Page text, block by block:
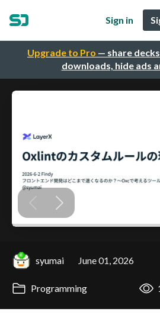
Upgrade to Pro — share
downloads, hide ads
Sign in
syumai June 01, 2026
Programming